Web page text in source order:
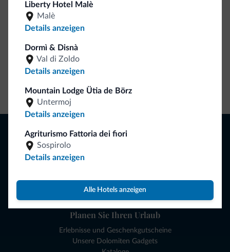
Liberty Hotel Malè
Malè
Details anzeigen
Dormì & Disnà
Val di Zoldo
Details anzeigen
Mountain Lodge Ütia de Börz
Untermoj
Details anzeigen
Agriturismo Fattoria dei fiori
Sospirolo
Details anzeigen
Alle Hotels anzeigen
Zum Shop gehen
Browsen
Sehen und Erleben
Planen Sie Ihren Urlaub
Erlebnisse und Geschenkgutscheine
Unsere Dolomiten Gadgets